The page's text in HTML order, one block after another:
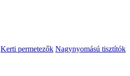
Kerti permetezők Nagynyomású tisztítók